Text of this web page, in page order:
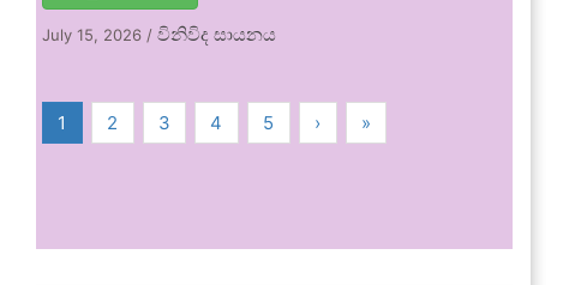
July 15, 2026 /විනිවිද සායනය
1 2 3 4 5 › »